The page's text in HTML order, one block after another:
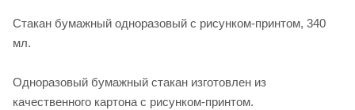
Стакан бумажный одноразовый с рисунком-принтом, 340
мл.
Одноразовый бумажный стакан изготовлен из
качественного картона с рисунком-принтом.